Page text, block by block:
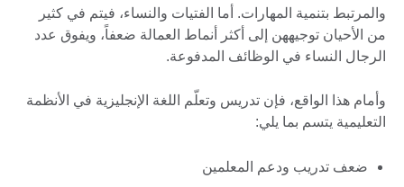
والمرتبط بتنمية المهارات. أما الفتيات والنساء، فيتم في كثير
من الأحيان توجيههن إلى أكثر أنماط العمالة ضعفاً، ويفوق عدد
الرجال النساء في الوظائف المدفوعة.
وأمام هذا الواقع، فإن تدريس وتعلّم اللغة الإنجليزية في الأنظمة
التعليمية يتسم بما يلي:
ضعف تدريب ودعم المعلمين